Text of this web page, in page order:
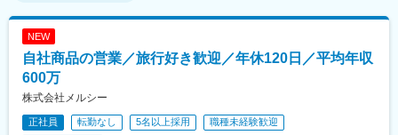
NEW
自社商品の営業／旅行好き歓迎／年休120日／平均年収
600万
株式会社メルシー
正社員 転勤なし 5名以上採用
職種未経験歓迎